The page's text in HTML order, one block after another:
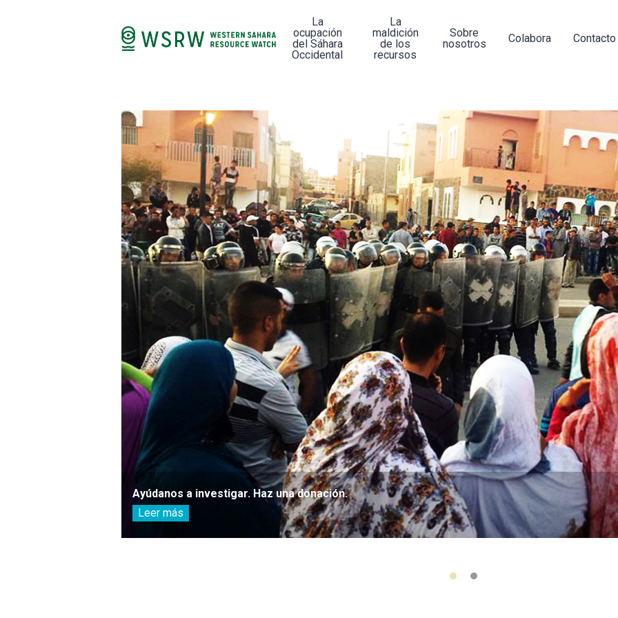
La
ocupación
del Sáhara
Occidental
La
maldición
de los
recursos
Sobre
nosotros
Colabora Contacto
Ayúdanos a investigar. Haz una donación.
Leer más